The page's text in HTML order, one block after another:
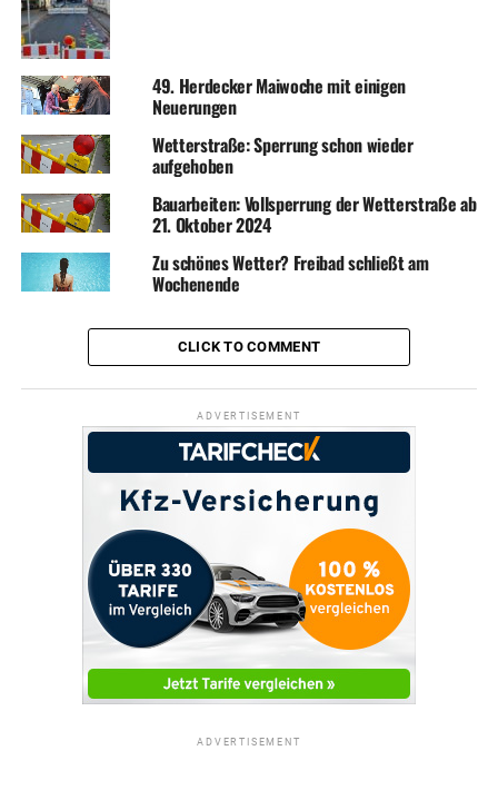
49. Herdecker Maiwoche mit einigen
Neuerungen
Wetterstraße: Sperrung schon wieder
aufgehoben
Bauarbeiten: Vollsperrung der Wetterstraße ab
21. Oktober 2024
Zu schönes Wetter? Freibad schließt am
Wochenende
CLICK TO COMMENT
ADVERTISEMENT
ADVERTISEMENT